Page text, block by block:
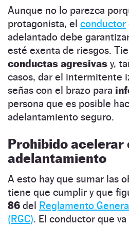
Aunque no lo parezca
protagonista, el conductor
adelantado debe
esté exenta de riesgos.
conductas agresivas y,
casos, dar el intermitente
señas con el brazo para
persona que es posible
adelantamiento seguro.
Prohibido acelerar
adelantamiento
A esto hay que sumar las
tiene que cumplir y que
86 del Reglamento
(RGC). El conductor que